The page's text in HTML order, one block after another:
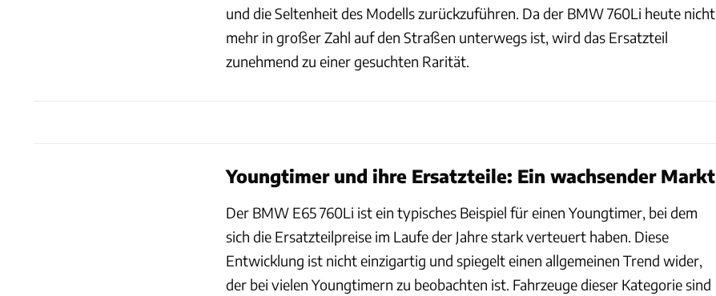
und die Seltenheit des Modells zurückzuführen. Da der BMW 760Li heute nicht
mehr in großer Zahl auf den Straßen unterwegs ist, wird das Ersatzteil
zunehmend zu einer gesuchten Rarität.
Youngtimer und ihre Ersatzteile: Ein wachsender Markt
Der BMW E65 760Li ist ein typisches Beispiel für einen Youngtimer, bei dem
sich die Ersatzteilpreise im Laufe der Jahre stark verteuert haben. Diese
Entwicklung ist nicht einzigartig und spiegelt einen allgemeinen Trend wider,
der bei vielen Youngtimern zu beobachten ist. Fahrzeuge dieser Kategorie sind